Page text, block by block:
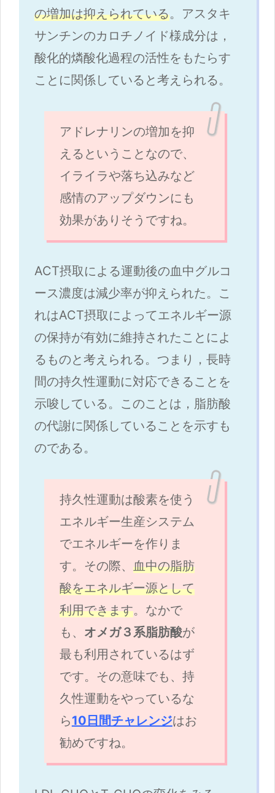
の増加は抑えられている。アスタキ
サンチンのカロチノイド様成分は，
酸化的燐酸化過程の活性をもたらす
ことに関係していると考えられる。
アドレナリンの増加を抑
えるということなので、
イライラや落ち込みなど
感情のアップダウンにも
効果がありそうですね。
ACT摂取による運動後の血中グルコ
ース濃度は減少率が抑えられた。こ
れはACT摂取によってエネルギー源
の保持が有効に維持されたことによ
るものと考えられる。つまり，長時
間の持久性運動に対応できることを
示唆している。このことは，脂肪酸
の代謝に関係していることを示すも
のである。
持久性運動は酸素を使う
エネルギー生産システム
でエネルギーを作りま
す。その際、 血中の脂肪
酸をエネルギー源として
利用できます。なかで
も、 オメガ３系脂肪酸が
最も利用されているはず
です。その意味でも、持
久性運動をやっているな
ら10日間チャレンジはお
勧めですね。